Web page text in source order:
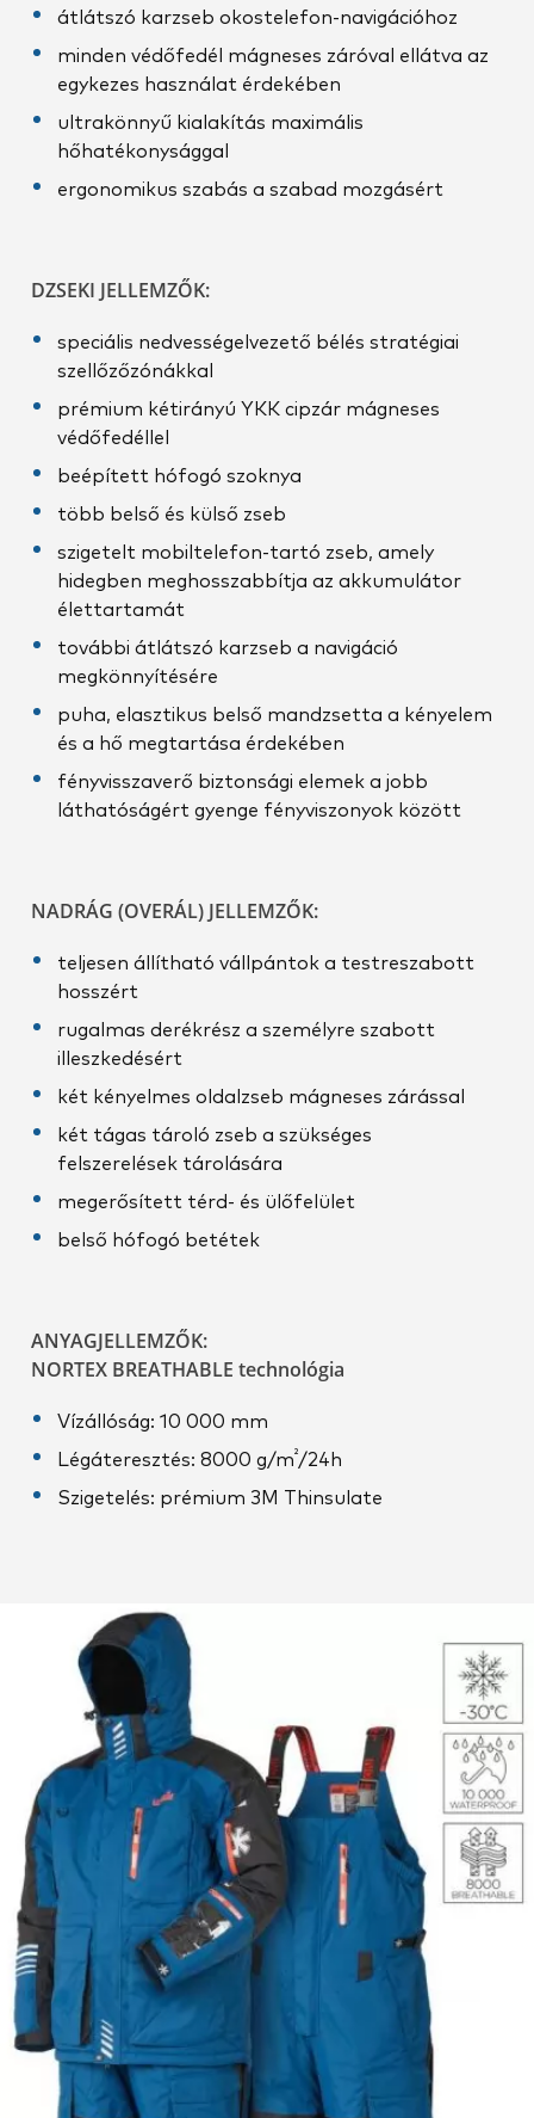
átlátszó karzseb okostelefon-navigációhoz
minden védőfedél mágneses záróval ellátva az
egykezes használat érdekében
ultrakönnyű kialakítás maximális
hőhatékonysággal
ergonomikus szabás a szabad mozgásért
DZSEKI JELLEMZŐK:
speciális nedvességelvezető bélés stratégiai
szellőzőzónákkal
prémium kétirányú YKK cipzár mágneses
védőfedéllel
beépített hófogó szoknya
több belső és külső zseb
szigetelt mobiltelefon-tartó zseb, amely
hidegben meghosszabbítja az akkumulátor
élettartamát
további átlátszó karzseb a navigáció
megkönnyítésére
puha, elasztikus belső mandzsetta a kényelem
és a hő megtartása érdekében
fényvisszaverő biztonsági elemek a jobb
láthatóságért gyenge fényviszonyok között
NADRÁG (OVERÁL) JELLEMZŐK:
teljesen állítható vállpántok a testreszabott
hosszért
rugalmas derékrész a személyre szabott
illeszkedésért
két kényelmes oldalzseb mágneses zárással
két tágas tároló zseb a szükséges
felszerelések tárolására
megerősített térd- és ülőfelület
belső hófogó betétek
ANYAGJELLEMZŐK:
NORTEX BREATHABLE technológia
Vízállóság: 10 000 mm
Légáteresztés: 8000 g/m²/24h
Szigetelés: prémium 3M Thinsulate